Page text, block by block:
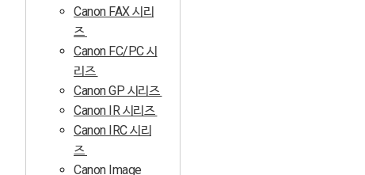
Canon FAX 시리
즈
Canon FC/PC 시
리즈
Canon GP 시리즈
Canon IR 시리즈
Canon IRC 시리
즈
Canon Image